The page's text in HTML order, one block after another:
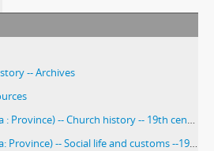
-- Archives
Buenos Aires (Argentina : Province) -- Church history -- 19th century
Buenos Aires (Argentina: Province) -- Social life and customs --19th century -- Photographs.